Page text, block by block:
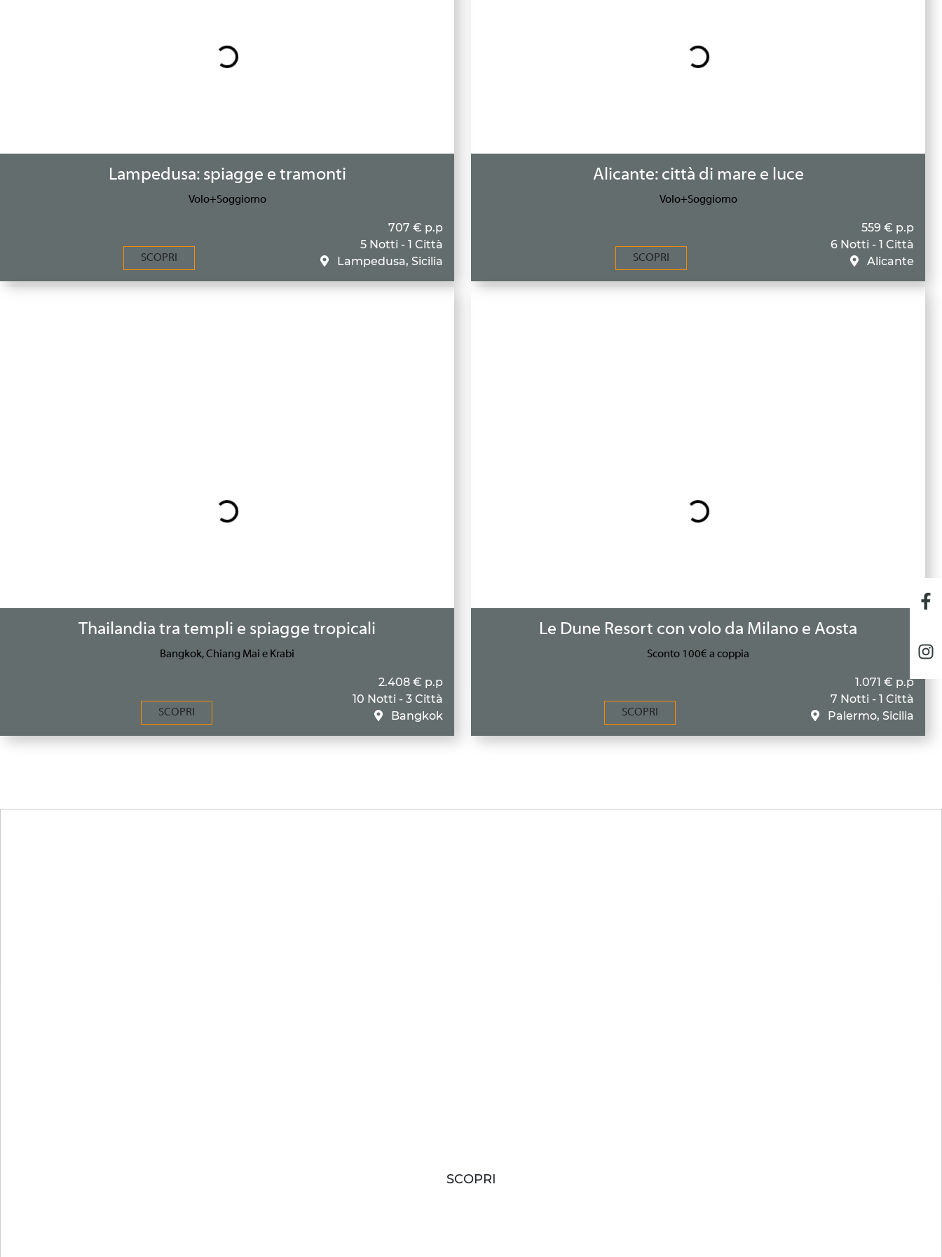
Lampedusa: spiagge e tramonti
Volo+Soggiorno
SCOPRI
707 € p.p
5 Notti - 1 Città
Lampedusa, Sicilia
Alicante: città di mare e luce
Volo+Soggiorno
SCOPRI
559 € p.p
6 Notti - 1 Città
Alicante
Thailandia tra templi e spiagge tropicali
Bangkok, Chiang Mai e Krabi
SCOPRI
2.408 € p.p
10 Notti - 3 Città
Bangkok
Le Dune Resort con volo da Milano e Aosta
Sconto 100€ a coppia
SCOPRI
1.071 € p.p
7 Notti - 1 Città
Palermo, Sicilia
SCOPRI